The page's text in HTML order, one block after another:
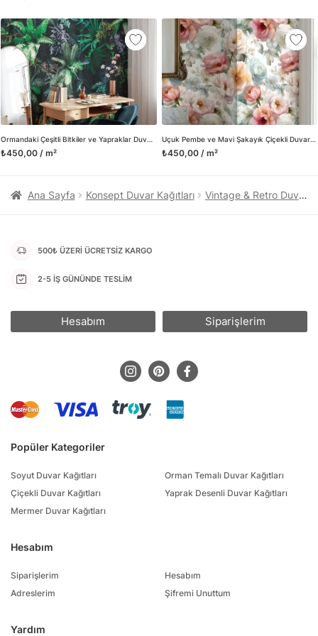
Ormandaki Çeşitli Bitkiler ve Yapraklar Duvar Kağıdı, Yeşil Botanik Duvar Posteri
₺450,00 / m²
Uçuk Pembe ve Mavi Şakayık Çiçekli Duvar Kağıdı, Romantik Suluboya Desenli Vintage Duvar Posteri
₺450,00 / m²
üretimini ve satışını yapmaktadır. Duvar tasarımının önemini
biliyor ve evin en kritik dekorasyon alanı olduğunu kabul
ediyoruz. Bu nedenle ürün yelpazemizi sürekli genişletiyor ve
trendlere ayak uydurmanın yanı sıra yeni trendlerin oluşumunda
da öncü rol üstleniyoruz.
Herhangi bir soru ya da sorununuz olursa bizimle iletişime
geçebilirsiniz.
Ana Sayfa Konsept Duvar Kağıtları Vintage & Retro Duvar Kağıtları
Popüler Kategoriler
Soyut Duvar Kağıtları
Çiçekli Duvar Kağıtları
Mermer Duvar Kağıtları
Orman Temalı Duvar Kağıtları
Yaprak Desenli Duvar Kağıtları
Hesabım
Siparişlerim
Adreslerim
Hesabım
Şifremi Unuttum
Yardım
500₺ ÜZERİ ÜCRETSİZ KARGO
2-5 İŞ GÜNÜNDE TESLİM
Hesabım Siparişlerim